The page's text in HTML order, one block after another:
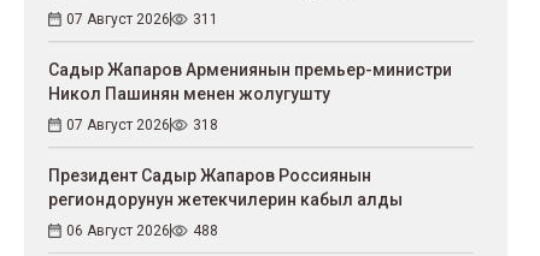
07 Август 2026 311
Садыр Жапаров Армениянын премьер-министри
Никол Пашинян менен жолугушту
07 Август 2026 318
Президент Садыр Жапаров Россиянын
региондорунун жетекчилерин кабыл алды
06 Август 2026 488